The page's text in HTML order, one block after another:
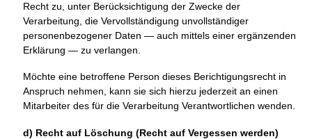
Recht zu, unter Berücksichtigung der Zwecke der
Verarbeitung, die Vervollständigung unvollständiger
personenbezogener Daten — auch mittels einer ergänzenden
Erklärung — zu verlangen.
Möchte eine betroffene Person dieses Berichtigungsrecht in
Anspruch nehmen, kann sie sich hierzu jederzeit an einen
Mitarbeiter des für die Verarbeitung Verantwortlichen wenden.
d) Recht auf Löschung (Recht auf Vergessen werden)